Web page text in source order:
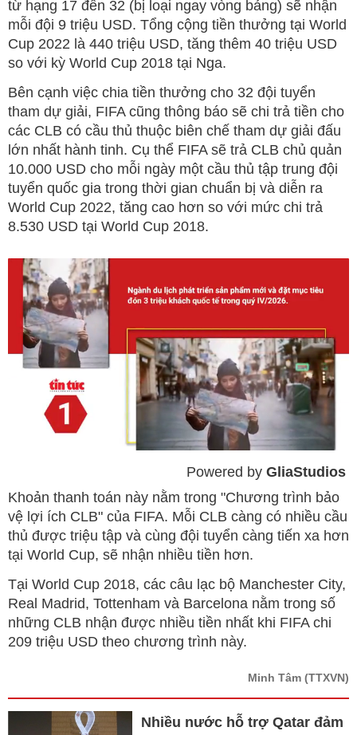
từ hạng 17 đến 32 (bị loại ngay vòng bảng) sẽ nhận
mỗi đội 9 triệu USD. Tổng cộng tiền thưởng tại World
Cup 2022 là 440 triệu USD, tăng thêm 40 triệu USD
so với kỳ World Cup 2018 tại Nga.
Bên cạnh việc chia tiền thưởng cho 32 đội tuyển
tham dự giải, FIFA cũng thông báo sẽ chi trả tiền cho
các CLB có cầu thủ thuộc biên chế tham dự giải đấu
lớn nhất hành tinh. Cụ thể FIFA sẽ trả CLB chủ quản
10.000 USD cho mỗi ngày một cầu thủ tập trung đội
tuyển quốc gia trong thời gian chuẩn bị và diễn ra
World Cup 2022, tăng cao hơn so với mức chi trả
8.530 USD tại World Cup 2018.
Powered by GliaStudios
Khoản thanh toán này nằm trong "Chương trình bảo
vệ lợi ích CLB" của FIFA. Mỗi CLB càng có nhiều cầu
thủ được triệu tập và cùng đội tuyển càng tiến xa hơn
tại World Cup, sẽ nhận nhiều tiền hơn.
Tại World Cup 2018, các câu lạc bộ Manchester City,
Real Madrid, Tottenham và Barcelona nằm trong số
những CLB nhận được nhiều tiền nhất khi FIFA chi
209 triệu USD theo chương trình này.
Minh Tâm (TTXVN)
Nhiều nước hỗ trợ Qatar đảm